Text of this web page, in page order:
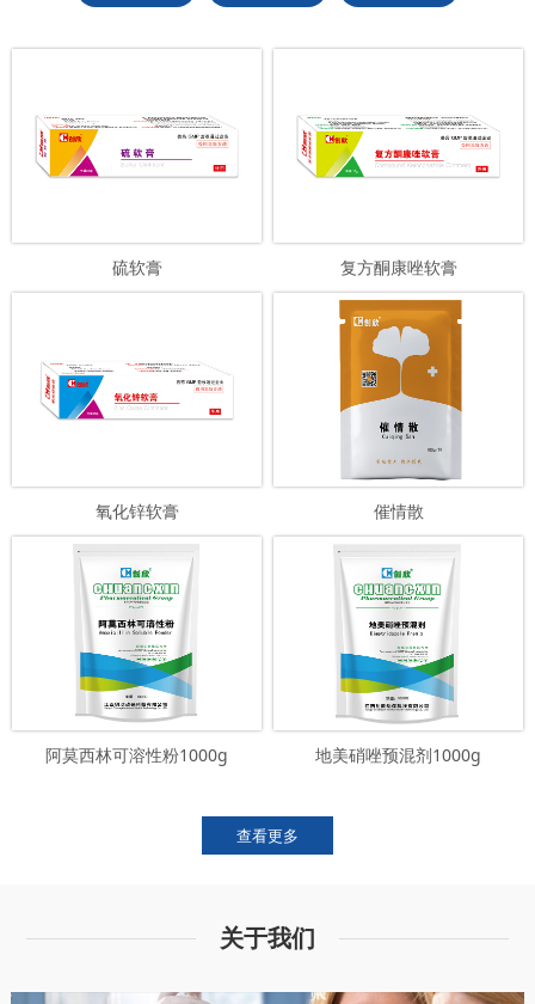
硫软膏 复方酮康唑软膏
氧化锌软膏 催情散
阿莫西林可溶性粉1000g 地美硝唑预混剂1000g
查看更多
关于我们